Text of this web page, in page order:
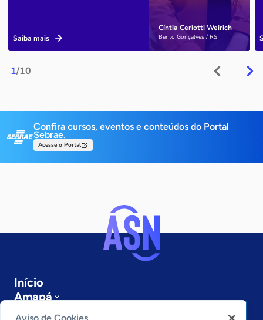
1/10
Cíntia Ceriotti Weirich
Bento Gonçalves / RS
Saiba mais
Confira cursos, eventos e conteúdos do Portal
Sebrae.
Acesse o Portal
Início
Amapá
Sobre a ASN